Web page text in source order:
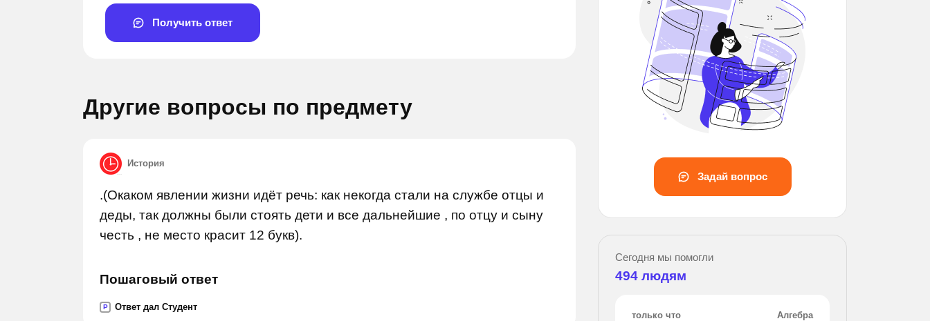
Получить ответ
Другие вопросы по предмету
История
.(Окаком явлении жизни идёт речь: как некогда стали на службе отцы и
деды, так должны были стоять дети и все дальнейшие , по отцу и сыну
честь , не место красит 12 букв).
Пошаговый ответ
P Ответ дал Студент
Задай вопрос Задай вопрос
Сегодня мы помогли
494 людям
только что Алгебра